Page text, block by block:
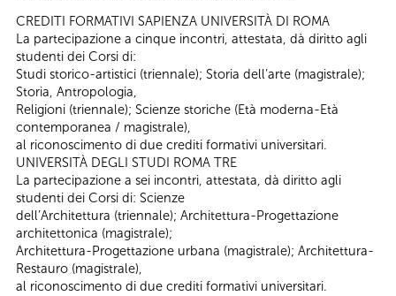
CREDITI FORMATIVI SAPIENZA UNIVERSITÀ DI ROMA
La partecipazione a cinque incontri, attestata, dà diritto agli
studenti dei Corsi di:
Studi storico-artistici (triennale); Storia dell’arte (magistrale);
Storia, Antropologia,
Religioni (triennale); Scienze storiche (Età moderna-Età
contemporanea / magistrale),
al riconoscimento di due crediti formativi universitari.
UNIVERSITÀ DEGLI STUDI ROMA TRE
La partecipazione a sei incontri, attestata, dà diritto agli
studenti dei Corsi di: Scienze
dell’Architettura (triennale); Architettura-Progettazione
architettonica (magistrale);
Architettura-Progettazione urbana (magistrale); Architettura-
Restauro (magistrale),
al riconoscimento di due crediti formativi universitari.